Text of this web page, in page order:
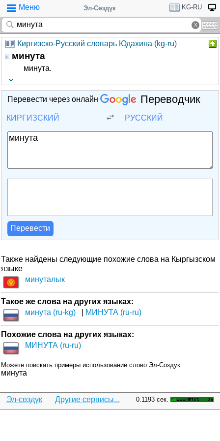
Меню Эл-Сөздүк KG-RU
Киргизско-Русский словарь Юдахина (kg-ru)
минута
минута.
Перевести через онлайн Переводчик
КИРГИЗСКИЙ РУССКИЙ
Перевести
Также найдены следующие похожие слова на Кыргызском
языке
минуталык
Такое же слова на других языках:
минута (ru-kg)
МИНУТА (ru-ru)
Похожие слова на других языках:
МИНУТА (ru-ru)
Можете поискать примеры использование слово Эл-Создук:
минута
Эл-сөздүк Другие сервисы... 0.1193 сек.